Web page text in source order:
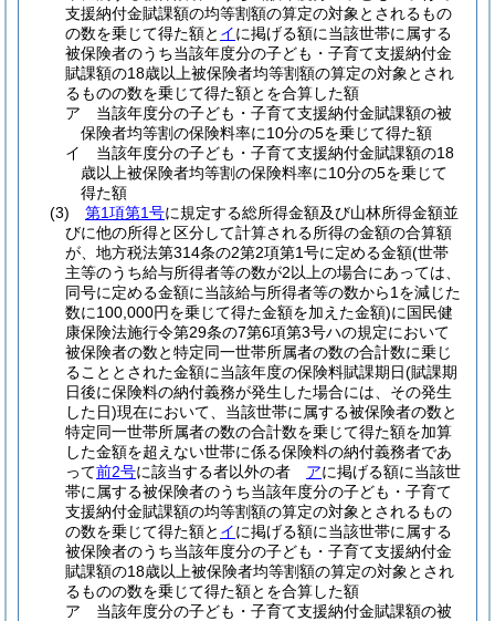
支援納付金賦課額の均等割額の算定の対象とされるもの
の数を乗じて得た額と イに掲げる額に当該世帯に属する
被保険者のうち当該年度分の子ども・子育て支援納付金
賦課額の18歳以上被保険者均等割額の算定の対象とされ
るものの数を乗じて得た額とを合算した額
ア
当該年度分の子ども・子育て支援納付金賦課額の被
保険者均等割の保険料率に10分の5を乗じて得た額
イ
当該年度分の子ども・子育て支援納付金賦課額の18
歳以上被保険者均等割の保険料率に10分の5を乗じて
得た額
(3)
第1項第1号に規定する総所得金額及び山林所得金額並
びに他の所得と区分して計算される所得の金額の合算額
が、地方税法第314条の2第2項第1号に定める金額(世帯
主等のうち給与所得者等の数が2以上の場合にあっては、
同号に定める金額に当該給与所得者等の数から1を減じた
数に100,000円を乗じて得た金額を加えた金額)に国民健
康保険法施行令第29条の7第6項第3号ハの規定において
被保険者の数と特定同一世帯所属者の数の合計数に乗じ
ることとされた金額に当該年度の保険料賦課期日(賦課期
日後に保険料の納付義務が発生した場合には、その発生
した日)現在において、当該世帯に属する被保険者の数と
特定同一世帯所属者の数の合計数を乗じて得た額を加算
した金額を超えない世帯に係る保険料の納付義務者であ
って前2号に該当する者以外の者 アに掲げる額に当該世
帯に属する被保険者のうち当該年度分の子ども・子育て
支援納付金賦課額の均等割額の算定の対象とされるもの
の数を乗じて得た額と イに掲げる額に当該世帯に属する
被保険者のうち当該年度分の子ども・子育て支援納付金
賦課額の18歳以上被保険者均等割額の算定の対象とされ
るものの数を乗じて得た額とを合算した額
ア
当該年度分の子ども・子育て支援納付金賦課額の被